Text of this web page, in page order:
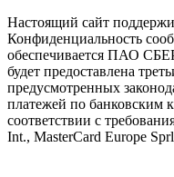
Настоящий сайт
Конфиденциальность
обеспечивается ПАО
будет предоставлена
предусмотренных
платежей по банковским
соответствии с
Int., MasterCard Europe